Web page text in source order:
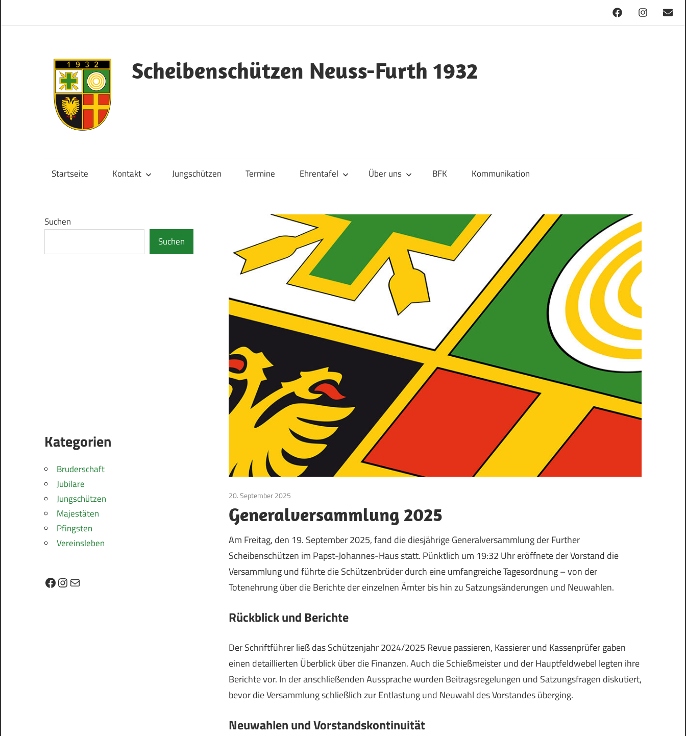
FacebookInstagram
Mail
springen
Scheibenschützen Neuss-Furth 1932
Startseite
Kontakt Jungschützen Termine Ehrentafel Über uns BFK Kommunikation
20. September 2025
Generalversammlung 2025
Am Freitag, den 19. September 2025, fand die diesjährige Generalversammlung der Further
Scheibenschützen im Papst-Johannes-Haus statt. Pünktlich um 19:32 Uhr eröffnete der Vorstand die
Versammlung und führte die Schützenbrüder durch eine umfangreiche Tagesordnung – von der
Totenehrung über die Berichte der einzelnen Ämter bis hin zu Satzungsänderungen und Neuwahlen.
Rückblick und Berichte
Der Schriftführer ließ das Schützenjahr 2024/2025 Revue passieren, Kassierer und Kassenprüfer gaben
einen detaillierten Überblick über die Finanzen. Auch die Schießmeister und der Hauptfeldwebel legten ihre
Berichte vor. In der anschließenden Aussprache wurden Beitragsregelungen und Satzungsfragen diskutiert,
bevor die Versammlung schließlich zur Entlastung und Neuwahl des Vorstandes überging.
Neuwahlen und Vorstandskontinuität
Suchen
Suchen
Kategorien
Bruderschaft
Jubilare
Jungschützen
Majestäten
Pfingsten
Vereinsleben
Facebook
Instagram
E-Mail